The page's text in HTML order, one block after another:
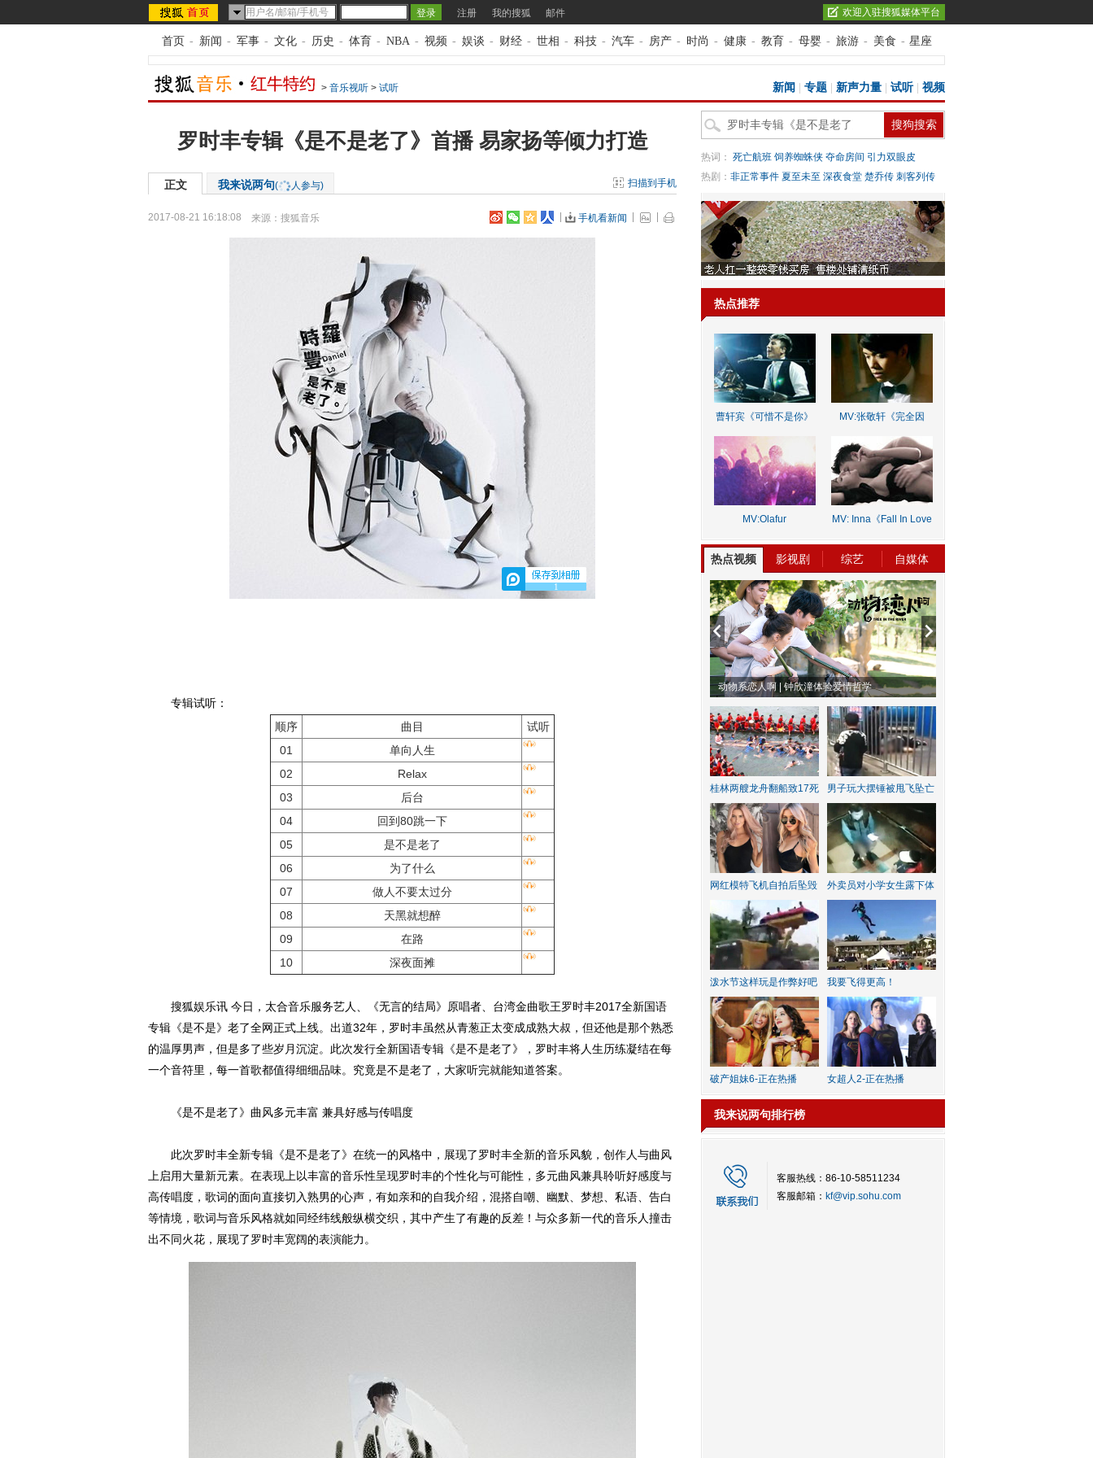
注册 我的搜狐 邮件 欢迎入驻搜狐媒体平台
首页 - 新闻 - 军事 - 文化 - 历史 - 体育 - NBA - 视频 - 娱谈 - 财经 - 世相 - 科技 - 汽车 - 房产 - 时尚 - 健康 - 教育 - 母婴 - 旅游 - 美食 - 星座
> 音乐视听 > 试听 新闻 专题 新声力量 试听| 视频
罗时丰专辑《是不是老了》首播 易家扬等倾力打造
正文 我来说两句( 人参与) 扫描到手机
2017-08-21 16:18:08 来源： 搜狐音乐 手机看新闻
1
专辑试听：
顺序 曲目
试听
01
单向人生
02
Relax
03
后台
04
回到80跳一下
05
是不是老了
06
为了什么
07
做人不要太过分
08
天黑就想醉
09
在路
10
深夜面摊
搜狐娱乐讯 今日，太合音乐服务艺人、《无言的结局》原唱者、台湾金曲歌王罗时丰2017全新国语
专辑《是不是》老了全网正式上线。出道32年，罗时丰虽然从青葱正太变成成熟大叔，但还他是那个熟悉
的温厚男声，但是多了些岁月沉淀。此次发行全新国语专辑《是不是老了》，罗时丰将人生历练凝结在每
一个音符里，每一首歌都值得细细品味。究竟是不是老了，大家听完就能知道答案。
《是不是老了》曲风多元丰富 兼具好感与传唱度
此次罗时丰全新专辑《是不是老了》在统一的风格中，展现了罗时丰全新的音乐风貌，创作人与曲风
上启用大量新元素。在表现上以丰富的音乐性呈现罗时丰的个性化与可能性，多元曲风兼具聆听好感度与
高传唱度，歌词的面向直接切入熟男的心声，有如亲和的自我介绍，混搭自嘲、幽默、梦想、私语、告白
等情境，歌词与音乐风格就如同经纬线般纵横交织，其中产生了有趣的反差！与众多新一代的音乐人撞击
出不同火花，展现了罗时丰宽阔的表演能力。
热词： 死亡航班 饲养蜘蛛侠 夺命房间 引力双眼皮
热剧： 非正常事件 夏至未至 深夜食堂 楚乔传 刺客列传
热点推荐
曹轩宾《可惜不是你》
MV:张敬轩《完全因
MV:Olafur
MV: Inna《Fall In Love
热点视频 影视剧 综艺 自媒体
动物系恋人啊 | 钟欣潼体验爱情哲学
桂林两艘龙舟翻船致17死 男子玩大摆锤被甩飞坠亡
网红模特飞机自拍后坠毁 外卖员对小学女生露下体
泼水节这样玩是作弊好吧 我要飞得更高！
破产姐妹6-正在热播 女超人2-正在热播
我来说两句排行榜
客服热线：86-10-58511234
客服邮箱： kf@vip.sohu.com